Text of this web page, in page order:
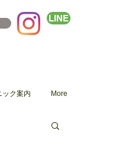
LINE
ック案内 More